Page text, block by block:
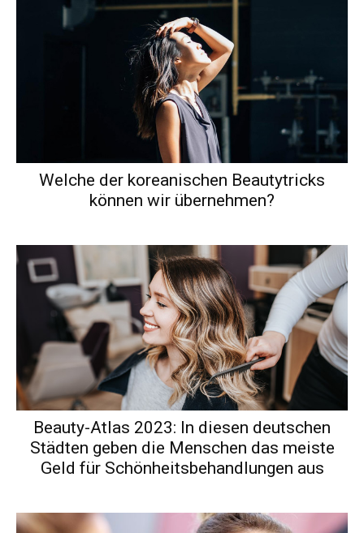
Welche der koreanischen Beautytricks
können wir übernehmen?
Beauty-Atlas 2023: In diesen deutschen
Städten geben die Menschen das meiste
Geld für Schönheitsbehandlungen aus